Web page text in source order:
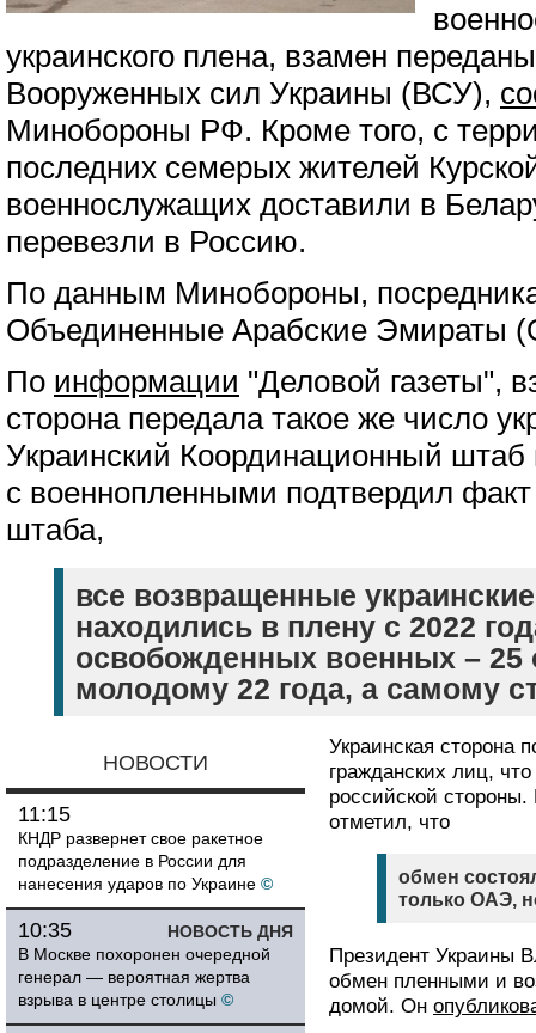
украинского плена, взамен
Вооруженных сил Украины (ВСУ),
Минобороны РФ. Кроме того, с
последних семерых жителей
военнослужащих доставили в
перевезли в Россию.
По данным Минобороны,
Объединенные Арабские Эмираты
По информации "Деловой газеты",
сторона передала такое же число
Украинский Координационный
с военнопленными подтвердил
штаба,
все возвращенные
находились в плену с 2022
освобожденных военных –
молодому 22 года, а самому
НОВОСТИ
11:15
КНДР развернет свое ракетное
подразделение в России для
нанесения ударов по Украине ©
НОВОСТЬ ДНЯ
10:35
В Москве похоронен очередной
генерал — вероятная жертва
взрыва в центре столицы ©
Украинская сторона
гражданских лиц,
российской
отметил, что
обмен
только ОАЭ,
Президент Украины
обмен пленными и
домой. Он